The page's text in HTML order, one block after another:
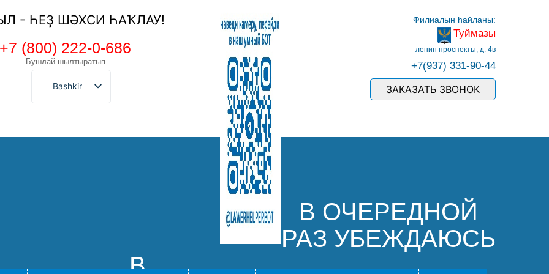
- ҺЕҘ ШӘХСИ ҺАҠЛАУ!
+7 (800) 222-0-686
Бушлай шылтыратып
Bashkir
Филиалын һайланы:
Туймазы
ленин проспекты, д. 4в
+7(937) 331-90-44
ЗАКАЗАТЬ ЗВОНОК
В ОЧЕРЕДНОЙ
РАЗ УБЕЖДАЮСЬ
В